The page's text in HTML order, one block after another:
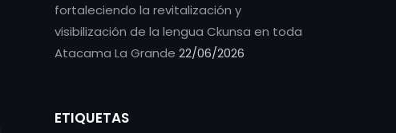
fortaleciendo la revitalización y
visibilización de la lengua Ckunsa en toda
Atacama La Grande 22/06/2026
ETIQUETAS